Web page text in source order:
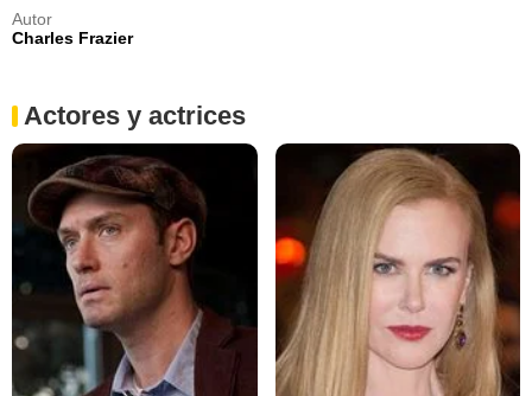
Autor
Charles Frazier
Actores y actrices